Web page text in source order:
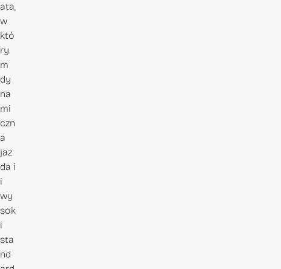
ata,
w
któ
ry
m
dy
na
mi
czn
a
jaz
da i
i
wy
sok
i
sta
nd